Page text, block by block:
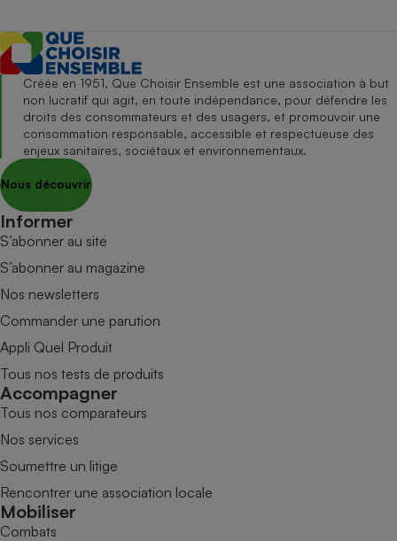
Créée en 1951, Que Choisir Ensemble est une association à but
non lucratif qui agit, en toute indépendance, pour défendre les
droits des consommateurs et des usagers, et promouvoir une
consommation responsable, accessible et respectueuse des
enjeux sanitaires, sociétaux et environnementaux.
Nous découvrir
Informer
S’abonner au site
S’abonner au magazine
Nos newsletters
Commander une parution
Appli Quel Produit
Tous nos tests de produits
Accompagner
Tous nos comparateurs
Nos services
Soumettre un litige
Rencontrer une association locale
Mobiliser
Combats